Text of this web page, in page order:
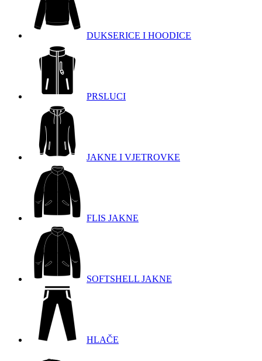
DUKSERICE I HOODICE
PRSLUCI
JAKNE I VJETROVKE
FLIS JAKNE
SOFTSHELL JAKNE
HLAČE